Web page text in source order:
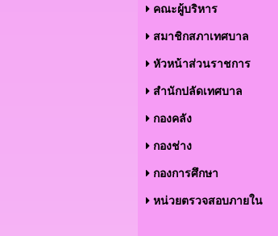
คณะผู้บริหาร
สมาชิกสภาเทศบาล
หัวหน้าส่วนราชการ
สำนักปลัดเทศบาล
กองคลัง
กองช่าง
กองการศึกษา
หน่วยตรวจสอบภายใน